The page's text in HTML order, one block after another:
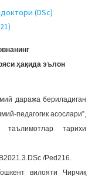
(DSc)
ҳақида эълон
даража бериладиган
педагогик асослари”,
таълимотлар тарихи
/Ped216.
вилояти Чирчиқ